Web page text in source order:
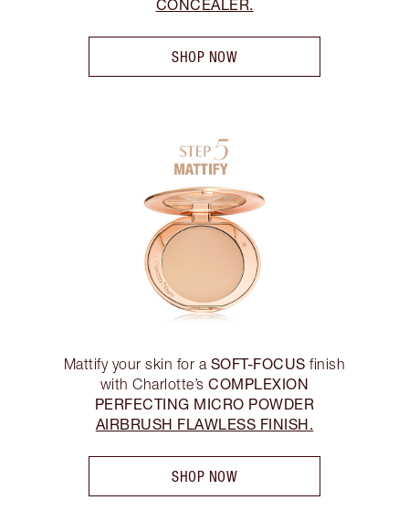
CONCEALER.
SHOP NOW
Mattify your skin for a SOFT-FOCUS finish
with Charlotte’sCOMPLEXION
PERFECTING MICRO POWDER
AIRBRUSH FLAWLESS FINISH.
SHOP NOW